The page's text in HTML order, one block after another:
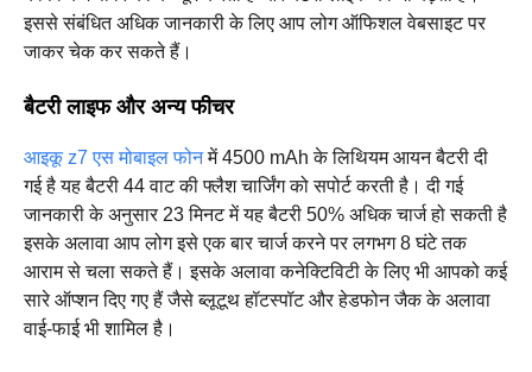
इससे संबंधित अधिक जानकारी के लिए आप लोग ऑफिशल वेबसाइट पर
जाकर चेक कर सकते हैं।
बैटरी लाइफ और अन्य फीचर
आइकू z7 एस मोबाइल फोनमें 4500 mAh के लिथियम आयन बैटरी दी
गई है यह बैटरी 44 वाट की फ्लैश चार्जिंग को सपोर्ट करती है। दी गई
जानकारी के अनुसार 23 मिनट में यह बैटरी 50% अधिक चार्ज हो सकती है
इसके अलावा आप लोग इसे एक बार चार्ज करने पर लगभग 8 घंटे तक
आराम से चला सकते हैं। इसके अलावा कनेक्टिविटी के लिए भी आपको कई
सारे ऑप्शन दिए गए हैं जैसे ब्लूटूथ हॉटस्पॉट और हेडफोन जैक के अलावा
वाई-फाई भी शामिल है।